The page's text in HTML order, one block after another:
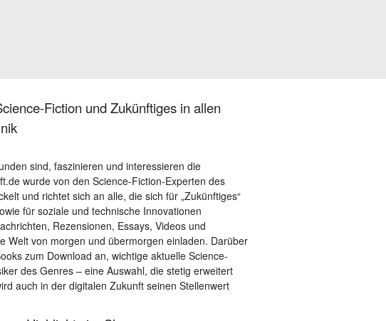
Fiction und Zukünftiges in allen
sind, faszinieren und interessieren die
wurde von den Science-Fiction-Experten des
und richtet sich an alle, die sich für „Zukünftiges“
für soziale und technische Innovationen
Rezensionen, Essays, Videos und
Welt von morgen und übermorgen einladen. Darüber
zum Download an, wichtige aktuelle Science-
des Genres – eine Auswahl, die stetig erweitert
auch in der digitalen Zukunft seinen Stellenwert